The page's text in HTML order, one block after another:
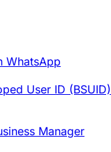
WhatsApp
User ID (BSUID)
Manager